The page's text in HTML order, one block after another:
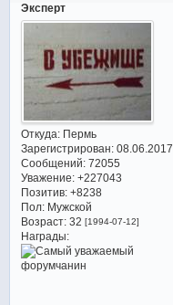
Эксперт
Откуда:Пермь
Зарегистрирован: 08.06.2017
Сообщений:72055
Уважение: +227043
Позитив: +8238
Пол:Мужской
Возраст:32 [1994-07-12]
Награды: